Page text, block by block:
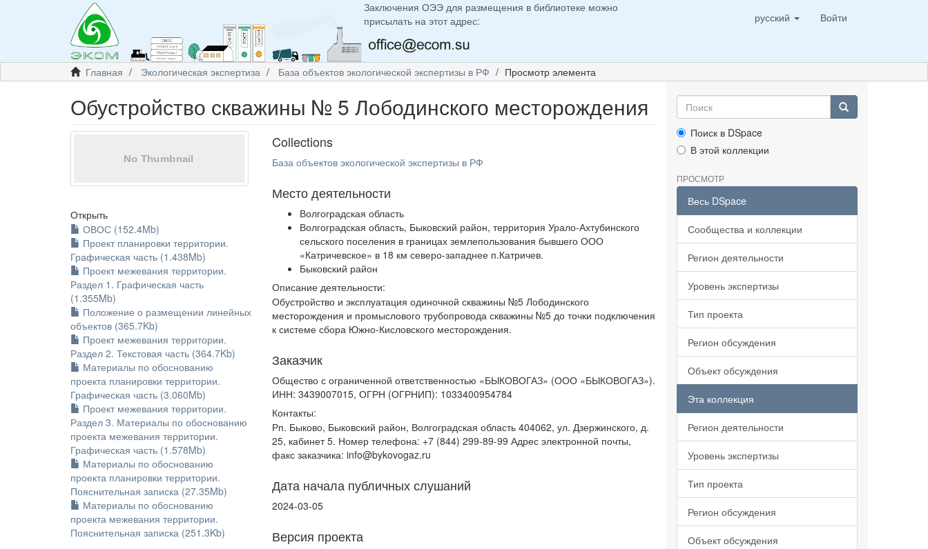
Заключения ОЭЭ для размещения в библиотеке можно
присылать на этот адрес:
русский Войти
Главная Экологическая экспертиза База объектов экологической экспертизы в РФ Просмотр элемента
Обустройство скважины № 5 Лободинского месторождения
Открыть
ОВОС (152.4Mb)
Проект планировки территории.
Графическая часть (1.438Mb)
Проект межевания территории.
Раздел 1. Графическая часть
(1.355Mb)
Положение о размещении линейных
объектов (365.7Kb)
Проект межевания территории.
Раздел 2. Текстовая часть (364.7Kb)
Материалы по обоснованию
проекта планировки территории.
Графическая часть (3.060Mb)
Проект межевания территории.
Раздел 3. Материалы по обоснованию
проекта межевания территории.
Графическая часть (1.578Mb)
Материалы по обоснованию
проекта планировки территории.
Пояснительная записка (27.35Mb)
Материалы по обоснованию
проекта межевания территории.
Пояснительная записка (251.3Kb)
Collections
База объектов экологической экспертизы в РФ
Место деятельности
Волгоградская область
Волгоградская область, Быковский район, территория Урало-Ахтубинского
сельского поселения в границах землепользования бывшего ООО
«Катричевское» в 18 км северо-западнее п.Катричев.
Быковский район
Описание деятельности:
Обустройство и эксплуатация одиночной скважины №5 Лободинского
месторождения и промыслового трубопровода скважины №5 до точки подключения
к системе сбора Южно-Кисловского месторождения.
Заказчик
Общество с ограниченной ответственностью «БЫКОВОГАЗ» (ООО «БЫКОВОГАЗ»).
ИНН: 3439007015, ОГРН (ОГРНИП): 1033400954784
Контакты:
Рп. Быково, Быковский район, Волгоградская область 404062, ул. Дзержинского, д.
25, кабинет 5. Номер телефона: +7 (844) 299-89-99 Адрес электронной почты,
факс заказчика: info@bykovogaz.ru
Дата начала публичных слушаний
2024-03-05
Версия проекта
Поиск в DSpace
В этой коллекции
ПРОСМОТР
Весь DSpace
Сообщества и коллекции
Регион деятельности
Уровень экспертизы
Тип проекта
Регион обсуждения
Объект обсуждения
Эта коллекция
Регион деятельности
Уровень экспертизы
Тип проекта
Регион обсуждения
Объект обсуждения